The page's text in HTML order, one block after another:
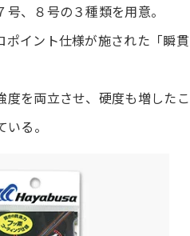
、８号の３種類を用意。
イント仕様が施された「瞬貫
を両立させ、硬度も増したこ
る。